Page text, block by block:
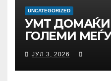
UNCATEGORIZED
УMТ
ГОЛЕМИ
НАУЧНИ
РЕКТОРОТ
РАБОТНА
ЈУЛ 3, 2026